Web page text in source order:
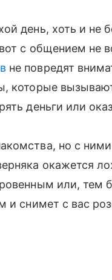
день, хоть и не
с общением не
не повредят
которые
деньги или
но с
окажется
или, тем
и снимет с вас